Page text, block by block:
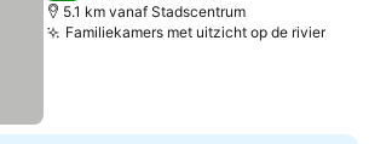
5.1 km vanaf Stadscentrum
Familiekamers met uitzicht op de rivier